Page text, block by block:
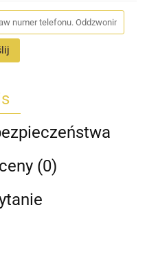
(0)